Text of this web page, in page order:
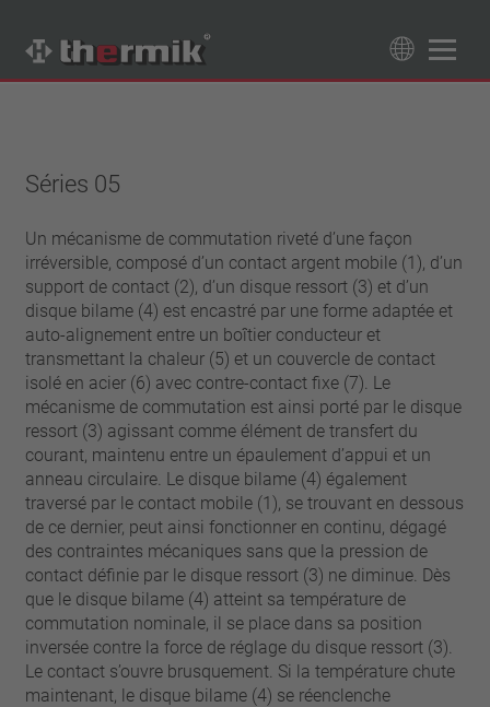
à ouverture
à fermeture
Gamme de température
température standard (60 – 200 °C)
haute température (205 – 250 °C)
Classe de puissance
1,6 A – 7,5 A
4 A – 25 A
13,5 A – 42 A
25 A – 75 A
Rappel
réinitialisation automatique
verrouillage (non réinitialisation automatique)
Isolation
avec isolation
sans isolation
Raccordement
fil
filo metallico
Approbations
VDE
UL
ENEC
IEC
CSA
CQC
CMJ
Appliquer les filtres
Supprimer les filtres
fermer les filtres
Séries 05
Un mécanisme de commutation riveté d’une façon
irréversible, composé d’un contact argent mobile (1), d’un
support de contact (2), d’un disque ressort (3) et d’un
disque bilame (4) est encastré par une forme adaptée et
auto-alignement entre un boîtier conducteur et
transmettant la chaleur (5) et un couvercle de contact
isolé en acier (6) avec contre-contact fixe (7). Le
mécanisme de commutation est ainsi porté par le disque
ressort (3) agissant comme élément de transfert du
courant, maintenu entre un épaulement d’appui et un
anneau circulaire. Le disque bilame (4) également
traversé par le contact mobile (1), se trouvant en dessous
de ce dernier, peut ainsi fonctionner en continu, dégagé
des contraintes mécaniques sans que la pression de
contact définie par le disque ressort (3) ne diminue. Dès
que le disque bilame (4) atteint sa température de
commutation nominale, il se place dans sa position
inversée contre la force de réglage du disque ressort (3).
Le contact s’ouvre brusquement. Si la température chute
maintenant, le disque bilame (4) se réenclenche